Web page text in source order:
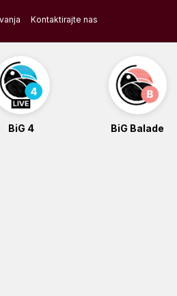
Kontaktirajte nas
BiG 4 BiG Balade